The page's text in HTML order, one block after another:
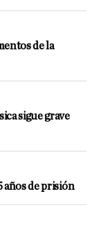
de la
sigue grave
años de prisión